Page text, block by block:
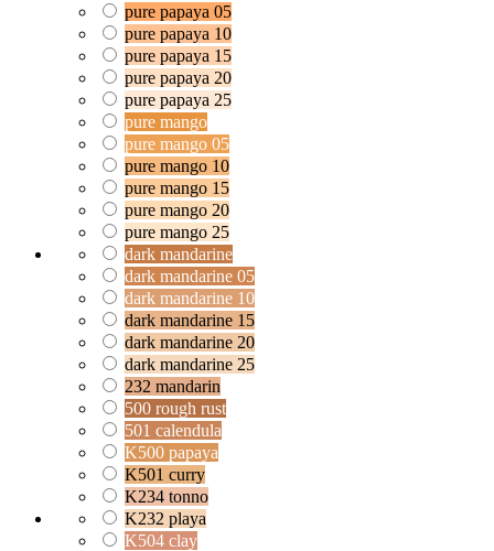
pure papaya 05
pure papaya 10
pure papaya 15
pure papaya 20
pure papaya 25
pure mango
pure mango 05
pure mango 10
pure mango 15
pure mango 20
pure mango 25
dark mandarine
dark mandarine 05
dark mandarine 10
dark mandarine 15
dark mandarine 20
dark mandarine 25
232 mandarin
500 rough rust
501 calendula
K500 papaya
K501 curry
K234 tonno
K232 playa
K504 clay